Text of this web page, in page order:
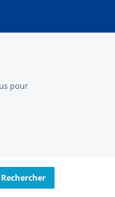
pour
Rechercher